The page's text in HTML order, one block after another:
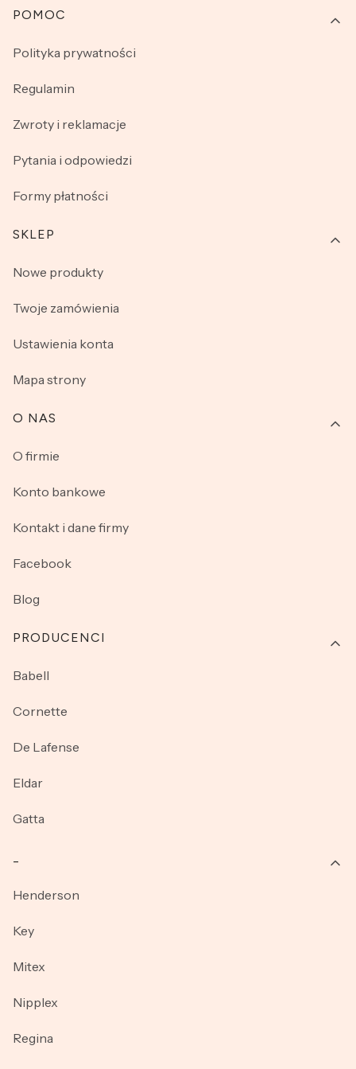
Linki w stopce
POMOC
Polityka prywatności
Regulamin
Zwroty i reklamacje
Pytania i odpowiedzi
Formy płatności
SKLEP
Nowe produkty
Twoje zamówienia
Ustawienia konta
Mapa strony
O NAS
O firmie
Konto bankowe
Kontakt i dane firmy
Facebook
Blog
PRODUCENCI
Babell
Cornette
De Lafense
Eldar
Gatta
Henderson
Key
Mitex
Nipplex
Regina